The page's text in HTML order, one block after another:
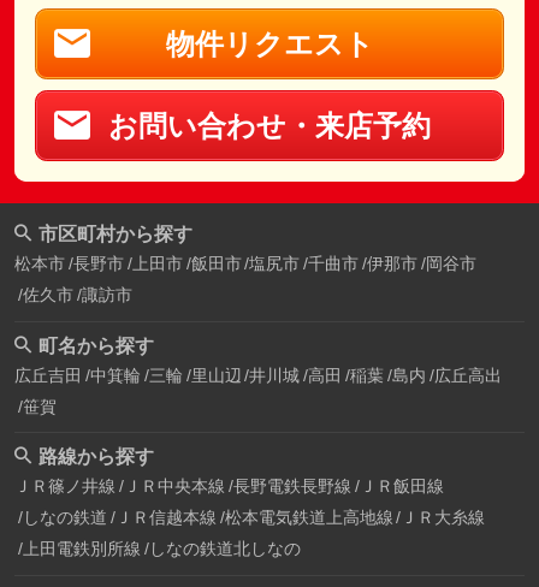
物件リクエスト
お問い合わせ・来店予約
市区町村から探す
松本市 長野市 上田市 飯田市 塩尻市 千曲市 伊那市 岡谷市
佐久市 諏訪市
町名から探す
広丘吉田 中箕輪 三輪 里山辺 井川城 高田 稲葉 島内 広丘高出
笹賀
路線から探す
ＪＲ篠ノ井線 ＪＲ中央本線 長野電鉄長野線 ＪＲ飯田線
しなの鉄道 ＪＲ信越本線 松本電気鉄道上高地線
ＪＲ大糸線
上田電鉄別所線 しなの鉄道北しなの